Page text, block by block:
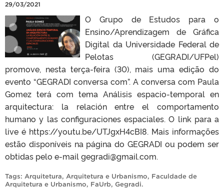
29/03/2021
O Grupo de Estudos para o
Ensino/Aprendizagem de Gráfica
Digital da Universidade Federal de
Pelotas (GEGRADI/UFPel)
promove, nesta terça-feira (30), mais uma edição do
evento “GEGRADI conversa com”. A conversa com Paula
Gomez terá com tema Análisis espacio-temporal en
arquitectura: la relación entre el comportamento
humano y las configuraciones espaciales. O link para a
live é https://youtu.be/UTJgxH4cBI8. Mais informações
estão disponíveis na página do GEGRADI ou podem ser
obtidas pelo e-mail gegradi@gmail.com.
Tags: Arquitetura, Arquitetura e Urbanismo, Faculdade de
Arquitetura e Urbanismo, FaUrb, Gegradi.